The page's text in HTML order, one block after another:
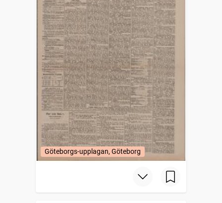
Göteborgs-upplagan, Göteborg